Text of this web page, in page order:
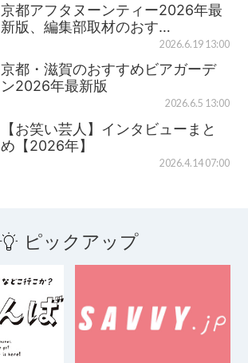
京都アフタヌーンティー2026年最
新版、編集部取材のおす…
2026.6.19 13:00
京都・滋賀のおすすめビアガーデ
ン2026年最新版
2026.6.5 13:00
【お笑い芸人】インタビューまと
め【2026年】
2026.4.14 07:00
ピックアップ